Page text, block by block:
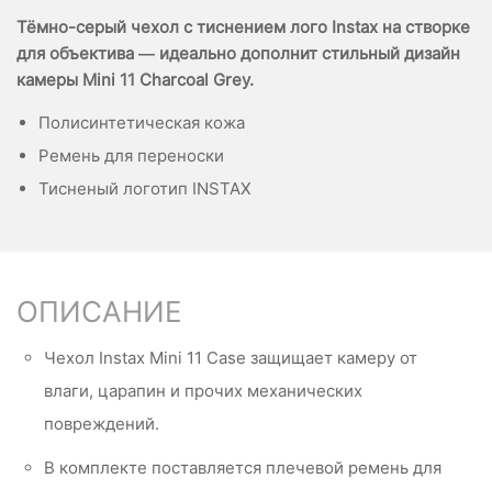
Тёмно-серый чехол с тиснением лого Instax на створке
для объектива — идеально дополнит стильный дизайн
камеры Mini 11 Charcoal Grey.
Полисинтетическая кожа
Ремень для переноски
Тисненый логотип INSTAX
ОПИСАНИЕ
Чехол Instax Mini 11 Case защищает камеру от
влаги, царапин и прочих механических
повреждений.
В комплекте поставляется плечевой ремень для